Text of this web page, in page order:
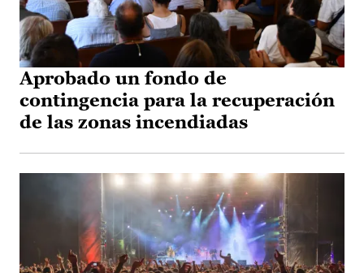
Aprobado un fondo de
contingencia para la recuperación
de las zonas incendiadas